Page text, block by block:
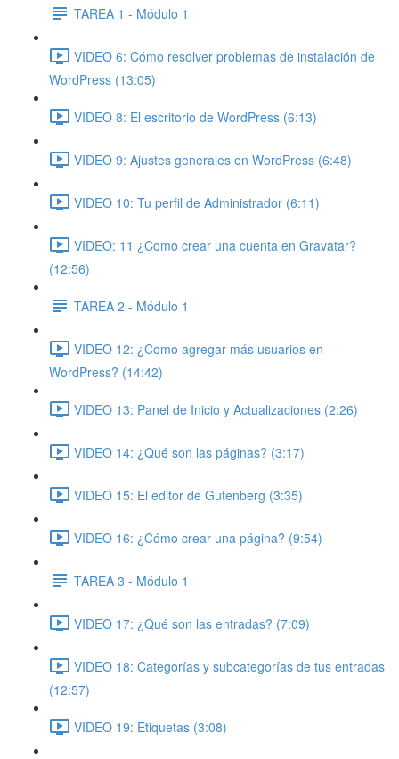
TAREA 1 - Módulo 1
VIDEO 6: Cómo resolver problemas de instalación de
WordPress (13:05)
VIDEO 8: El escritorio de WordPress (6:13)
VIDEO 9: Ajustes generales en WordPress (6:48)
VIDEO 10: Tu perfil de Administrador (6:11)
VIDEO: 11 ¿Como crear una cuenta en Gravatar?
(12:56)
TAREA 2 - Módulo 1
VIDEO 12: ¿Como agregar más usuarios en
WordPress? (14:42)
VIDEO 13: Panel de Inicio y Actualizaciones (2:26)
VIDEO 14: ¿Qué son las páginas? (3:17)
VIDEO 15: El editor de Gutenberg (3:35)
VIDEO 16: ¿Cómo crear una página? (9:54)
TAREA 3 - Módulo 1
VIDEO 17: ¿Qué son las entradas? (7:09)
VIDEO 18: Categorías y subcategorías de tus entradas
(12:57)
VIDEO 19: Etiquetas (3:08)